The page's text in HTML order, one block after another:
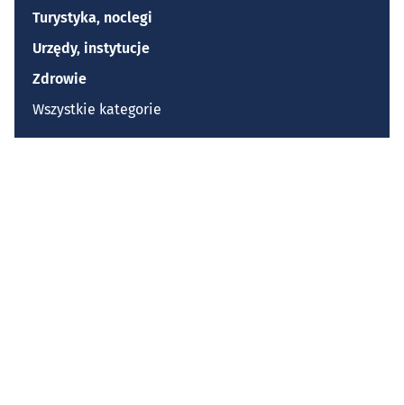
Turystyka, noclegi
Urzędy, instytucje
Zdrowie
Wszystkie kategorie